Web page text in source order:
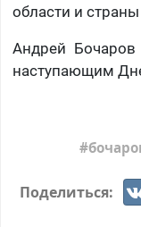
области и
Андрей
наступающим
Поделиться: